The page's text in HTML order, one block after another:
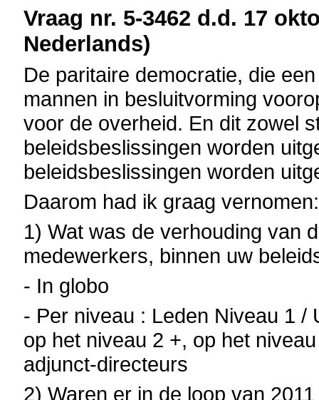
Vraag nr. 5-3462 d.d. 17
Nederlands)
De paritaire democratie, die
mannen in besluitvorming
voor de overheid. En dit zowel
beleidsbeslissingen worden
beleidsbeslissingen worden
Daarom had ik graag vernomen:
1) Wat was de verhouding van
medewerkers, binnen uw
- In globo
- Per niveau : Leden Niveau 1 /
op het niveau 2 +, op het
adjunct-directeurs
2) Waren er in de loop van